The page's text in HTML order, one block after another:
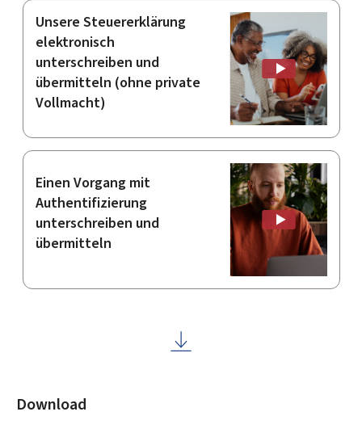
Unsere Steuererklärung
elektronisch
unterschreiben und
übermitteln (ohne private
Vollmacht)
Einen Vorgang mit
Authentifizierung
unterschreiben und
übermitteln
Download